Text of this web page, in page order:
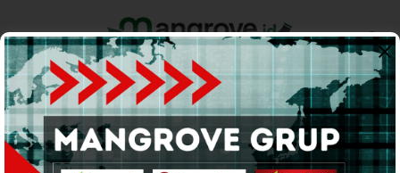
Home Pemerintahan Ekonomi & Bisnis Info Tanah Papua
Support by